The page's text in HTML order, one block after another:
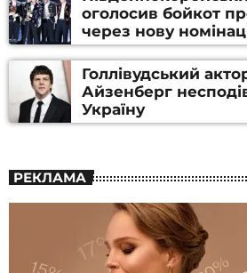
оголосив бойкот
через нову
Голлівудський
Айзенберг
Україну
РЕКЛАМА